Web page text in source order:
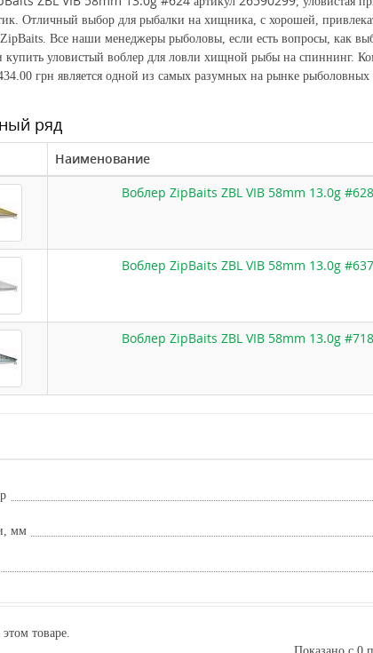
Отличный выбор для рыбалки на хищника, с хорошей,
ZipBaits. Все наши менеджеры рыболовы, если есть вопросы, как
купить уловистый воблер для ловли хищной рыбы на спиннинг.
грн является одной из самых разумных на рынке рыболовных
ряд
Наименование
Воблер ZipBaits ZBL VIB 58mm 13.0g #628
Воблер ZipBaits ZBL VIB 58mm 13.0g #637
Воблер ZipBaits ZBL VIB 58mm 13.0g #718
мм
товаре.